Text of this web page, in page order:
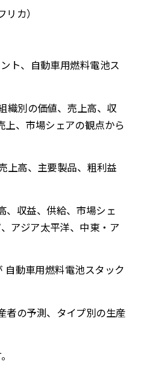
カ）
ト、自動車用燃料電池ス
織別の価値、売上高、収
、市場シェアの観点から
上高、主要製品、粗利益
、収益、供給、市場シェ
アジア太平洋、中東・ア
動車用燃料電池スタック
者の予測、タイプ別の生産